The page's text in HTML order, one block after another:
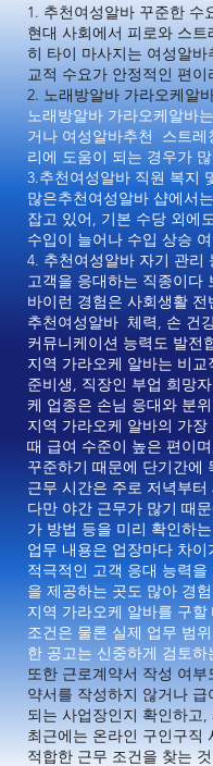
1. 추천여성알바 꾸준한 수
현대 사회에서 피로와 스
히 타이 마사지는 여성알
교적 수요가 안정적인 편
2. 노래방알바 가라오케알
노래방알바 가라오케알바
거나 여성알바추천 스트레
리에 도움이 되는 경우가
3.추천여성알바 직원 복지
많은추천여성알바 샵에서
잡고 있어, 기본 수당 외에
수입이 늘어나 수입 상승
4. 추천여성알바 자기 관리
고객을 응대하는 직종이다
바이런 경험은 사회생활
추천여성알바 체력, 손 건
커뮤니케이션 능력도 발전
지역 가라오케 알바는 비
준비생, 직장인 부업 희망
케 업종은 손님 응대와 분
지역 가라오케 알바의 가
때 급여 수준이 높은 편이
꾸준하기 때문에 단기간에
근무 시간은 주로 저녁부
다만 야간 근무가 많기 때
가 방법 등을 미리 확인하
업무 내용은 업장마다 차
적극적인 고객 응대 능력
을 제공하는 곳도 많아 경
지역 가라오케 알바를 구
조건은 물론 실제 업무 범
한 공고는 신중하게 검토
또한 근로계약서 작성 여
약서를 작성하지 않거나
되는 사업장인지 확인하고
최근에는 온라인 구인구직
적합한 근무 조건을 찾는